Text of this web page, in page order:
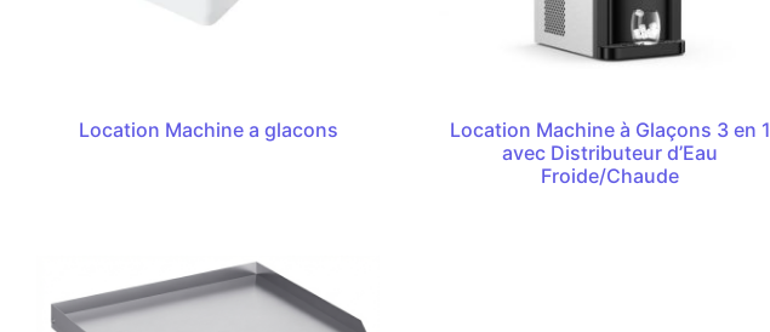
Location Machine a glacons
Location Machine à Glaçons 3 en 1
avec Distributeur d’Eau
Froide/Chaude